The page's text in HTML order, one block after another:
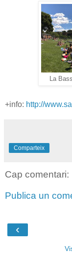
La
+info: http://
Comparteix
Cap comentari:
Publica un
‹